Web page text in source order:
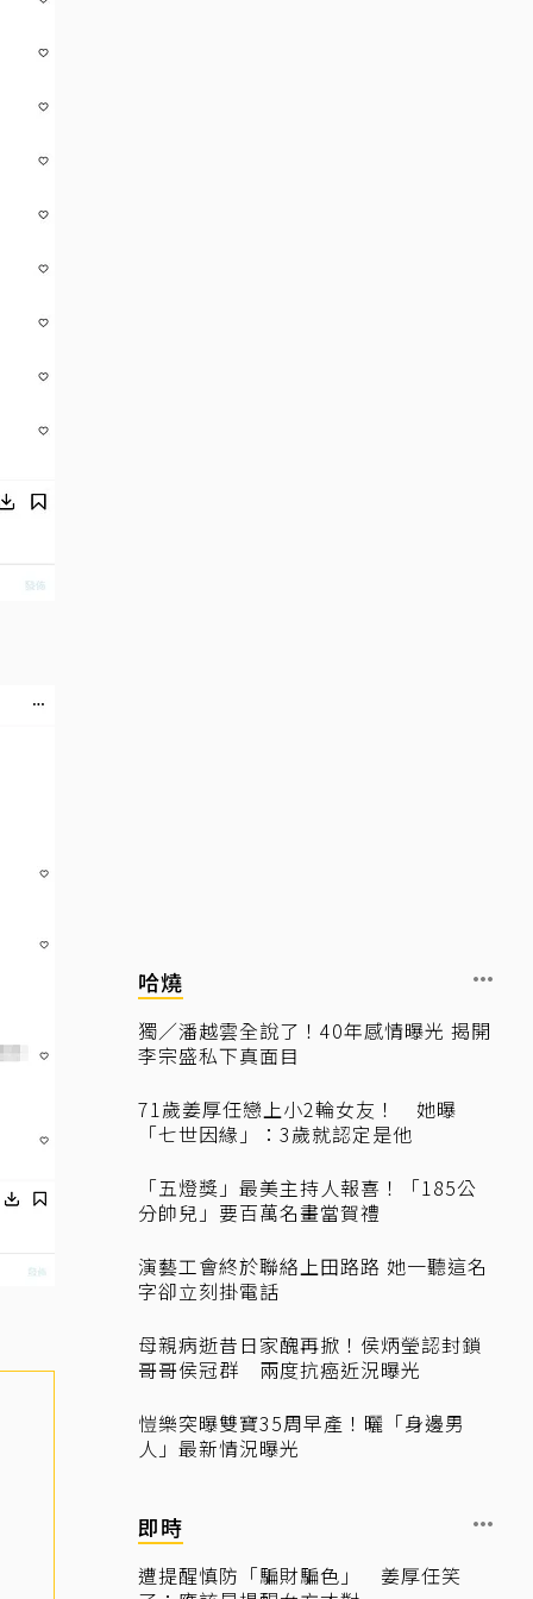
哈燒
獨／潘越雲全說了！40年感情曝光 揭開
李宗盛私下真面目
71歲姜厚任戀上小2輪女友！ 她曝
「七世因緣」：3歲就認定是他
「五燈獎」最美主持人報喜！「185公
分帥兒」要百萬名畫當賀禮
演藝工會終於聯絡上田路路 她一聽這名
字卻立刻掛電話
母親病逝昔日家醜再掀！侯炳瑩認封鎖
哥哥侯冠群 兩度抗癌近況曝光
愷樂突曝雙寶35周早產！曬「身邊男
人」最新情況曝光
即時
遭提醒慎防「騙財騙色」 姜厚任笑